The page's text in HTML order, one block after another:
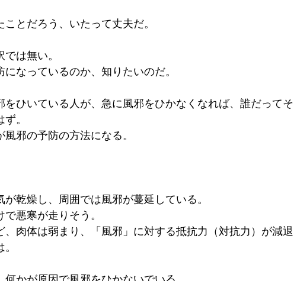
とだろう、いたって丈夫だ。
は無い。
なっているのか、知りたいのだ。
をひいている人が、急に風邪をひかなくなれば、誰だってそ
。
邪の予防の方法になる。
乾燥し、周囲では風邪が蔓延している。
悪寒が走りそう。
、肉体は弱まり、「風邪」に対する抵抗力（対抗力）が減退